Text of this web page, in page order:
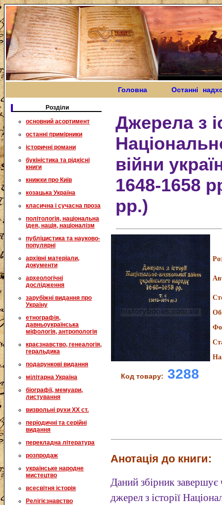
Головна Останні
Розділи
основний асортимент
останні примірники
історичні романи
букіністика та рідкісні
книги
книжки про Київ
козацька Україна
класична і сучасна проза
політологія, національна
ідея, нація, націоналізм
публіцистика та науково-
популярні
архівні матеріали,
документи
археологічні
дослідження
зарубіжні видання про
Україну
етнографія,
давньоукраїнська
міфологія, антропологія
краєзнавство, генеалогія,
геральдика
подарункові видання
мілітарна Україна
біографії, мемуари,
листування
визвольні рухи XX ст.
періодичні та серійні
видання
перекладна література
розпродаж
українське народне
мистецтво
всесвітня історія
Релігієзнавство
Джерела з
війни
1648-1658
рр.)
Код товару: 3288
Анотація до книги:
Даний збірник завершує
джерел з історії